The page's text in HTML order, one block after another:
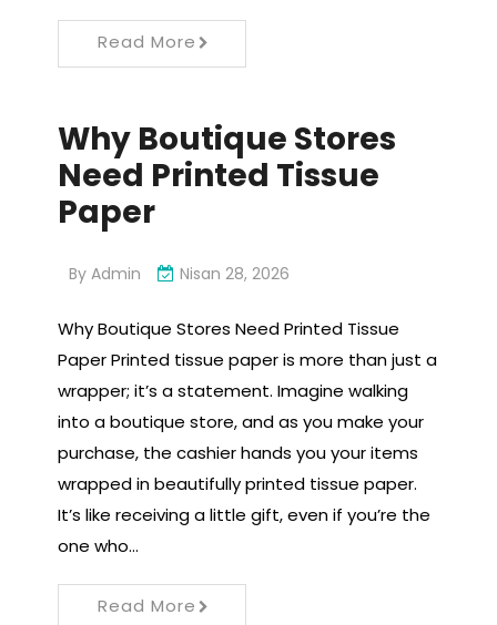
Read More
Why Boutique Stores
Need Printed Tissue
Paper
By Admin Nisan 28, 2026
Why Boutique Stores Need Printed Tissue
Paper Printed tissue paper is more than just a
wrapper; it’s a statement. Imagine walking
into a boutique store, and as you make your
purchase, the cashier hands you your items
wrapped in beautifully printed tissue paper.
It’s like receiving a little gift, even if you’re the
one who…
Read More